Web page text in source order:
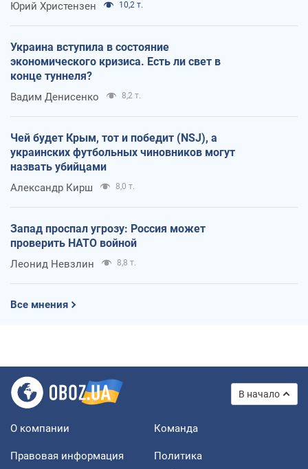
Юрий Христензен 10,2 т.
Украина вступила в состояние
экономического кризиса. Есть ли свет в
конце туннеля?
Вадим Денисенко 8,2 т.
Чей будет Крым, тот и победит (NSJ), а
украинских футбольных чиновников могут
назвать убийцами
Александр Кирш 8,0 т.
Запад проспал угрозу: Россия может
проверить НАТО войной
Леонид Невзлин 8,8 т.
Все мнения
В начало
О компании Команда
Правовая информация
Политика